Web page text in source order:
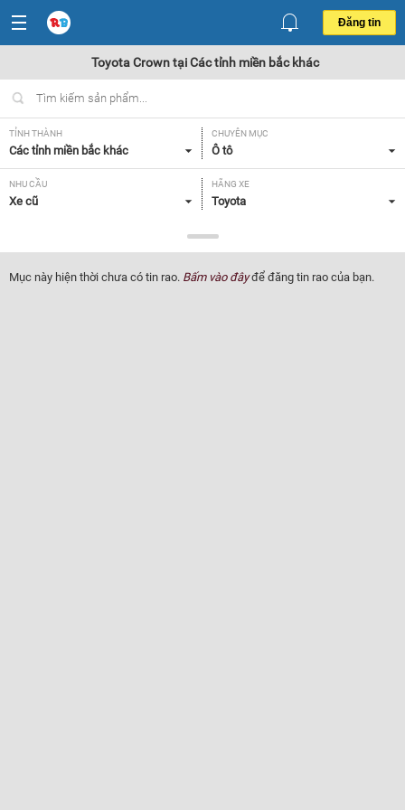
Đăng tin
Toyota Crown tại Các tỉnh miền bắc khác
TỈNH THÀNH
Các tỉnh miền bắc khác
CHUYÊN MỤC
Ô tô
NHU CẦU
Xe cũ
HÃNG XE
Toyota
Crown
NĂM SẢN XUẤT
Tất cả
GIÁ XE XUẤT XỨ
Mục này hiện thời chưa có tin rao. Bấm vào đâyđể đăng tin rao của bạn.